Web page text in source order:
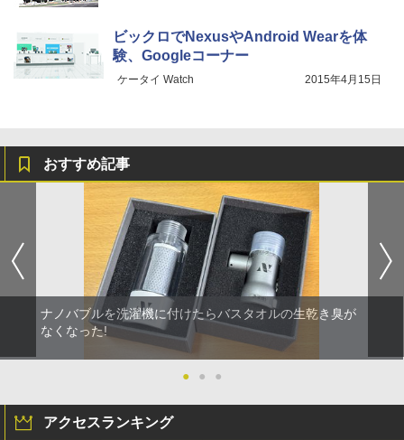
ビックロでNexusやAndroid Wearを体
験、Googleコーナー
ケータイ Watch 2015年4月15日
おすすめ記事
ナノバブルを洗濯機に付けたらバスタオルの生乾き臭が
なくなった!
● ● ●
アクセスランキング